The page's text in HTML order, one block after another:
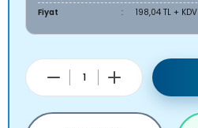
Fiyat
198,04 TL + KDV